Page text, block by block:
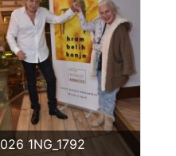
026 1NG_1792